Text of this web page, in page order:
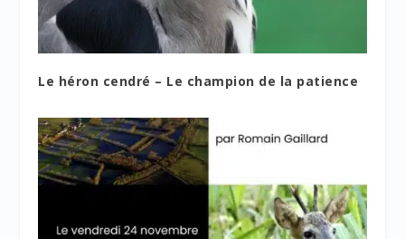
Le héron cendré – Le champion de la patience